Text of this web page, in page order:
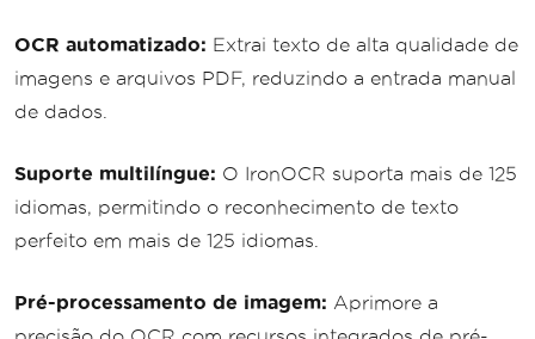
OCR automatizado: Extrai texto de alta qualidade de
imagens e arquivos PDF, reduzindo a entrada manual
de dados.
Suporte multilíngue: O IronOCR suporta mais de 125
idiomas, permitindo o reconhecimento de texto
perfeito em mais de 125 idiomas.
Pré-processamento de imagem: Aprimore a